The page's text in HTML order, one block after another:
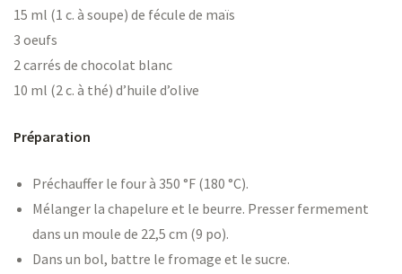
15 ml (1 c. à soupe) de fécule de maïs
3 oeufs
2 carrés de chocolat blanc
10 ml (2 c. à thé) d’huile d’olive
Préparation
Préchauffer le four à 350 °F (180 °C).
Mélanger la chapelure et le beurre. Presser fermement
dans un moule de 22,5 cm (9 po).
Dans un bol, battre le fromage et le sucre.